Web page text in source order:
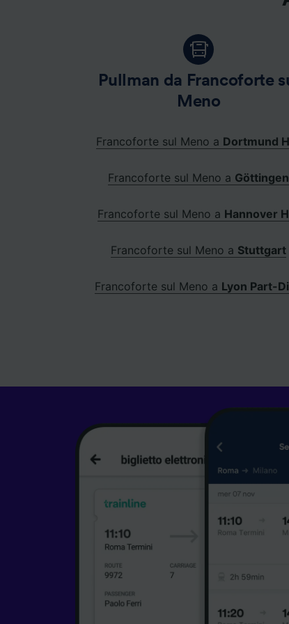
Pullman da Francoforte
Meno
Francoforte sul Meno a Dortmund
Francoforte sul Meno a Göttingen
Francoforte sul Meno a Hannover
Francoforte sul Meno a Stuttgart
Francoforte sul Meno a Lyon Part-